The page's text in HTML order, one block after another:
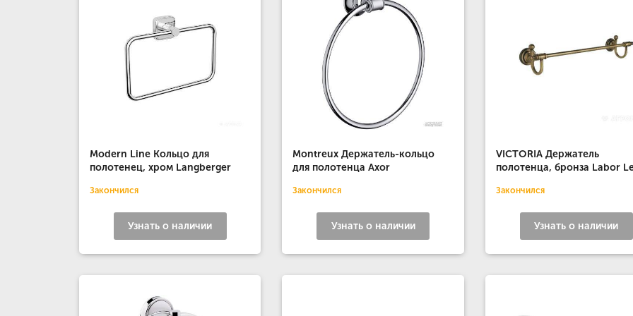
Modern Line Кольцо для
полотенец, хром Langberger
Закончился
Узнать о наличии
Montreux Держатель-кольцо
для полотенца Axor
Закончился
Узнать о наличии
VICTORIA Держатель
полотенца, бронза Labor
Закончился
Узнать о наличии